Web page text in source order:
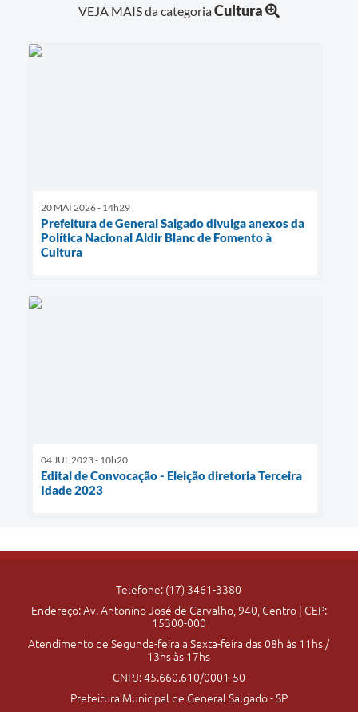
VEJA MAIS da categoriaCultura
20 MAI 2026 - 14h29
Prefeitura de General Salgado divulga anexos da
Política Nacional Aldir Blanc de Fomento à
Cultura
04 JUL 2023 - 10h20
Edital de Convocação - Eleição diretoria Terceira
Idade 2023
Telefone: (17) 3461-3380
Endereço: Av. Antonino José de Carvalho, 940, Centro | CEP:
15300-000
Atendimento de Segunda-feira a Sexta-feira das 08h às 11hs /
13hs às 17hs
CNPJ: 45.660.610/0001-50
Prefeitura Municipal de General Salgado - SP